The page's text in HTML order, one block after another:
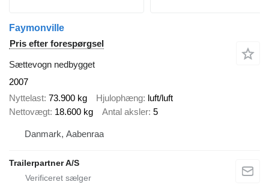
Faymonville
Pris efter forespørgsel
Sættevogn nedbygget
2007
Nyttelast 73.900 kg Hjulophæng luft/luft
Nettovægt 18.600 kg Antal aksler 5
Danmark, Aabenraa
Trailerpartner A/S